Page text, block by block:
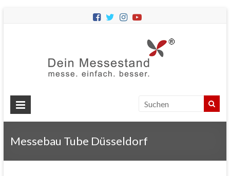
Messestände
für
Messebau Tube Düsseldorf